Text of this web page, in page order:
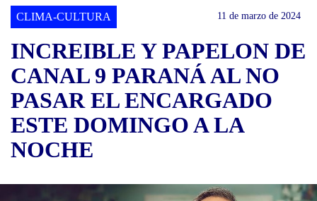
CLIMA-CULTURA 11 de marzo de 2024
INCREIBLE Y PAPELON DE
CANAL 9 PARANÁ AL NO
PASAR EL ENCARGADO
ESTE DOMINGO A LA
NOCHE